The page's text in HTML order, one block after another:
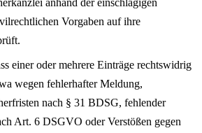
Vorgaben auf ihre
einer oder mehrere Einträge rechtswidrig
wegen fehlerhafter Meldung,
nach § 31 BDSG, fehlender
Art. 6 DSGVO oder Verstößen gegen